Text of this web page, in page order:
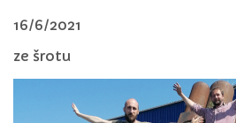
16/6/2021
ze šrotu